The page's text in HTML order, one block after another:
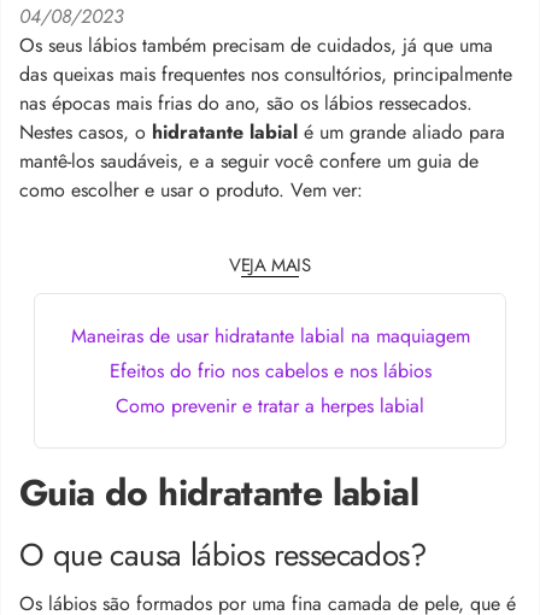
04/08/2023
Os seus lábios também precisam de cuidados, já que uma
das queixas mais frequentes nos consultórios, principalmente
nas épocas mais frias do ano, são os lábios ressecados.
Nestes casos, o hidratante labial é um grande aliado para
mantê-los saudáveis, e a seguir você confere um guia de
como escolher e usar o produto. Vem ver:
VEJA MAIS
Maneiras de usar hidratante labial na maquiagem
Efeitos do frio nos cabelos e nos lábios
Como prevenir e tratar a herpes labial
Guia do hidratante labial
O que causa lábios ressecados?
Os lábios são formados por uma fina camada de pele, que é